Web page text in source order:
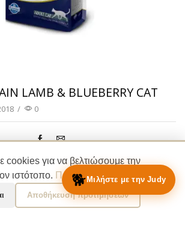
LAMB & BLUEBERRY CAT
/ 0
cookies για να βελτιώσουμε την
ιστότοπο. Πολιτική Απορρήτου
Αποθήκευση προτιμήσεων
🐕Μιλήστε με την Judy